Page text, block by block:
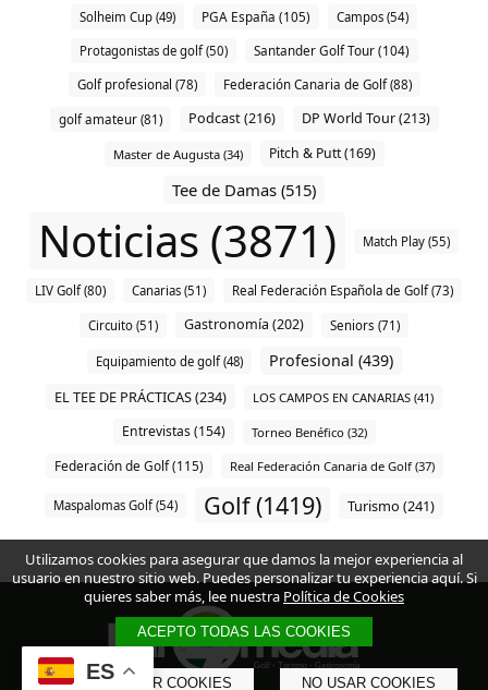
Solheim Cup (49) PGA España (105) Campos (54)
Protagonistas de golf (50) Santander Golf Tour (104)
Golf profesional (78) Federación Canaria de Golf (88)
golf amateur (81) Podcast (216) DP World Tour (213)
Master de Augusta (34) Pitch & Putt (169)
Tee de Damas (515)
Noticias (3871) Match Play (55)
LIV Golf (80) Canarias (51) Real Federación Española de Golf (73)
Circuito (51) Gastronomía (202) Seniors (71)
Equipamiento de golf (48) Profesional (439)
EL TEE DE PRÁCTICAS (234) LOS CAMPOS EN CANARIAS (41)
Entrevistas (154) Torneo Benéfico (32)
Federación de Golf (115) Real Federación Canaria de Golf (37)
Maspalomas Golf (54) Golf (1419) Turismo (241)
Utilizamos cookies para asegurar que damos la mejor experiencia al
usuario en nuestro sitio web. Puedes personalizar tu experiencia aquí. Si
quieres saber más, lee nuestra Política de Cookies
ACEPTO TODAS LAS COOKIES
PERSONALIZAR COOKIES NO USAR COOKIES
ES